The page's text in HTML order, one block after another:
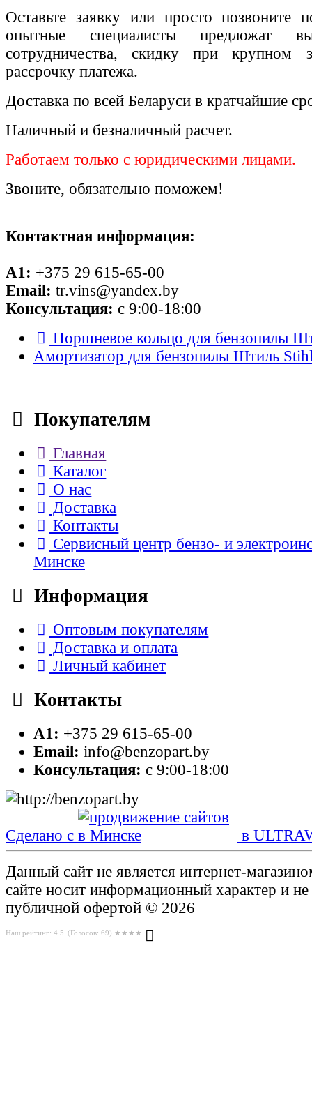
Оставьте заявку или просто позвоните
опытные специалисты предложат
сотрудничества, скидку при крупном
рассрочку платежа.
Доставка по всей Беларуси в кратчайшие
Наличный и безналичный расчет.
Работаем только с юридическими лицами.
Звоните, обязательно поможем!
Контактная информация:
A1: +375 29 615-65-00
Email: tr.vins@yandex.by
Консультация: с 9:00-18:00
Поршневое кольцо для бензопилы
Амортизатор для бензопилы Штиль
Покупателям
Главная
Каталог
О нас
Доставка
Контакты
Сервисный центр бензо- и
Минске
Информация
Оптовым покупателям
Доставка и оплата
Личный кабинет
Контакты
A1: +375 29 615-65-00
Email: info@benzopart.by
Консультация: с 9:00-18:00
Сделано с в
Данный сайт не является интернет-
сайте носит информационный характер и не
публичной офертой © 2026
Наш рейтинг: 4.5 (Голосов: 69) ★★★★